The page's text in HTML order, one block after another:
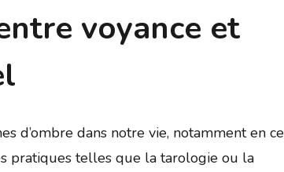
voyance et
d’ombre dans notre vie, notamment en ce
pratiques telles que la tarologie ou la